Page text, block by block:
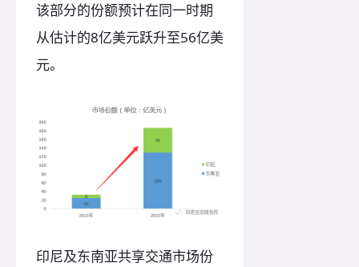
该部分的份额预计在同一时期
从估计的8亿美元跃升至56亿美
元。
印尼及东南亚共享交通市场份